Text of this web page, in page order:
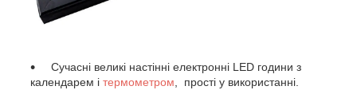
Сучасні великі настінні електронні LED години з
календарем і термометром , прості у використанні.